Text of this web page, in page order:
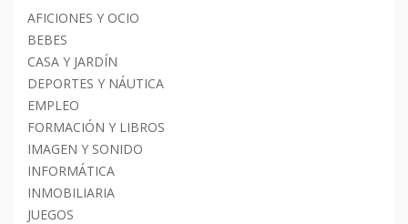
AFICIONES Y OCIO
BEBES
CASA Y JARDÍN
DEPORTES Y NÁUTICA
EMPLEO
FORMACIÓN Y LIBROS
IMAGEN Y SONIDO
INFORMÁTICA
INMOBILIARIA
JUEGOS